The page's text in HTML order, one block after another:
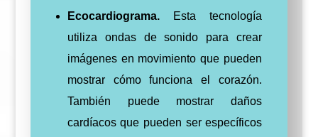
Ecocardiograma.Esta tecnología
utiliza ondas de sonido para crear
imágenes en movimiento que pueden
mostrar cómo funciona el corazón.
También puede mostrar daños
cardíacos que pueden ser específicos